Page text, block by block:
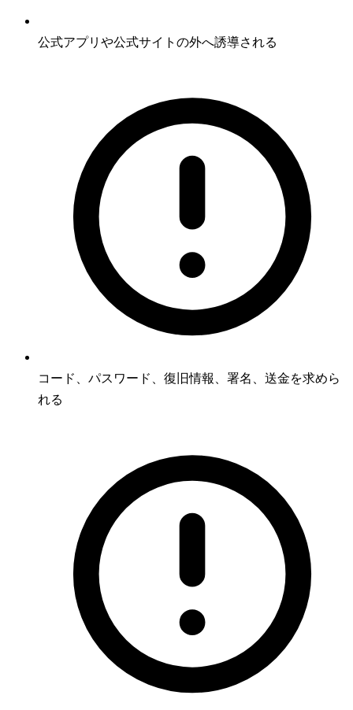
公式アプリや公式サイトの外へ誘導される
コード、パスワード、復旧情報、署名、送金を求めら
れる